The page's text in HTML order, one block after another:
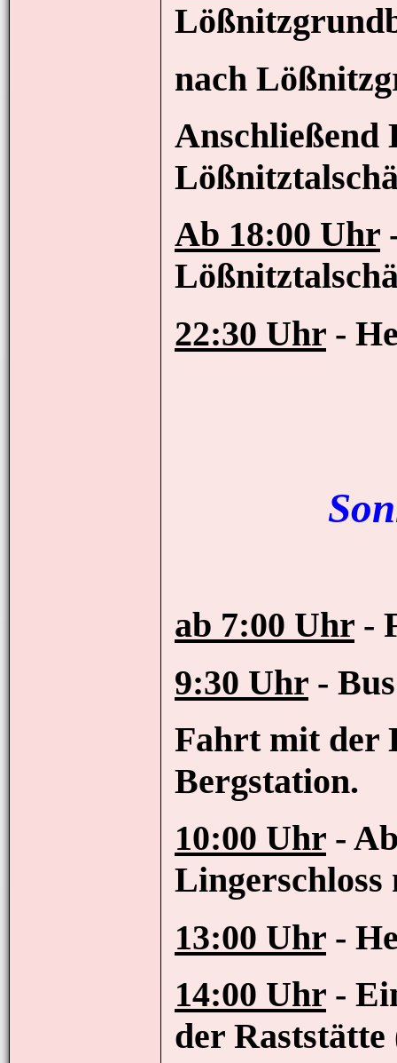
nach
Anschließend
Ab 18:00 Uhr
22:30 Uhr -
ab 7:00 Uhr -
9:30 Uhr -
Fahrt mit der
Bergstation.
10:00 Uhr -
13:00 Uhr -
14:00 Uhr -
der